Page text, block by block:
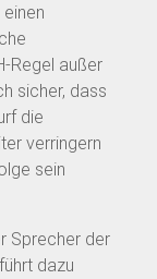
Regel außer
sicher, dass
die
verringern
sein
Sprecher der
dazu